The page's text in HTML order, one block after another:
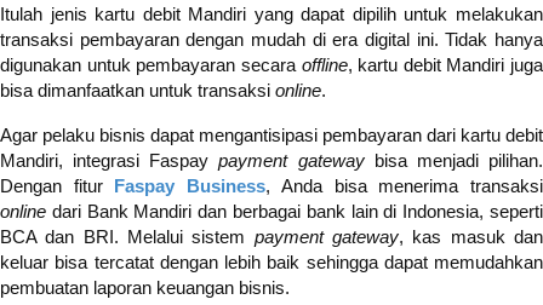
Itulah jenis kartu debit Mandiri yang dapat dipilih untuk melakukan
transaksi pembayaran dengan mudah di era digital ini. Tidak hanya
digunakan untuk pembayaran secara offline, kartu debit Mandiri juga
bisa dimanfaatkan untuk transaksi online.
Agar pelaku bisnis dapat mengantisipasi pembayaran dari kartu debit
Mandiri, integrasi Faspaypayment gatewaybisa menjadi pilihan.
Dengan fitur Faspay Business, Anda bisa menerima transaksi
online dari Bank Mandiri dan berbagai bank lain di Indonesia, seperti
BCA dan BRI. Melalui sistem payment gateway, kas masuk dan
keluar bisa tercatat dengan lebih baik sehingga dapat memudahkan
pembuatan laporan keuangan bisnis.